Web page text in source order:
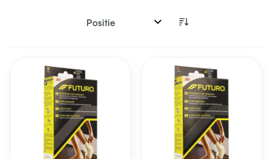
Sorteer op: